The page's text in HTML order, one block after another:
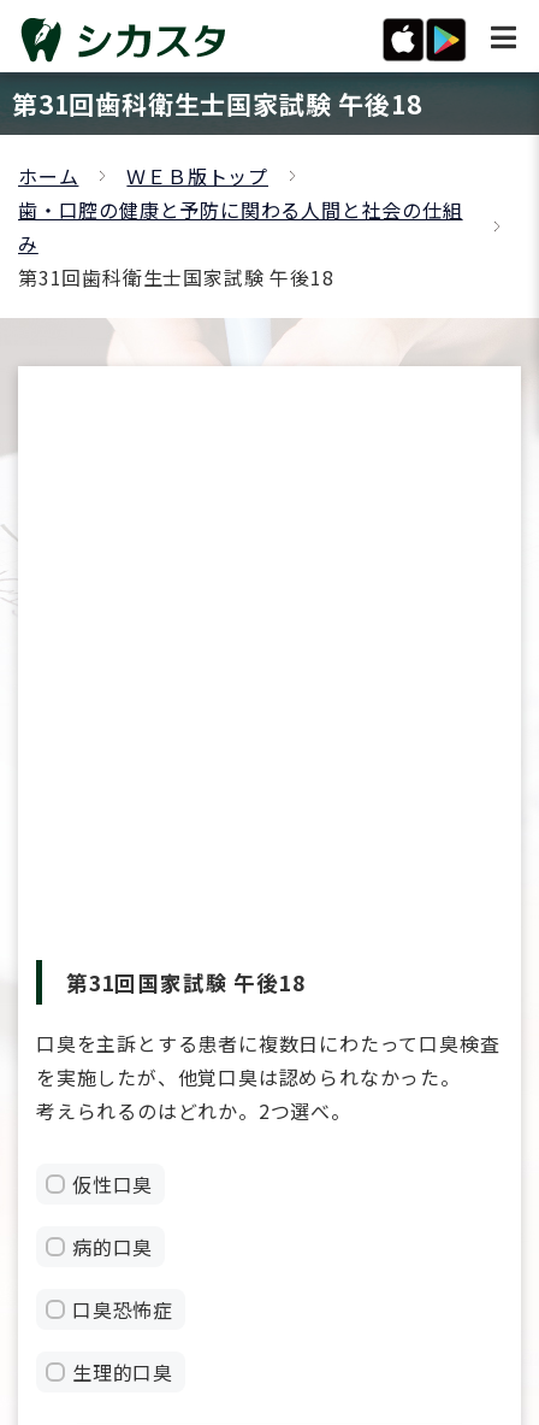
第31回歯科衛生士国家試験 午後18
ホーム
ＷＥＢ版トップ
歯・口腔の健康と予防に関わる人間と社会の仕組
み
第31回歯科衛生士国家試験 午後18
第31回国家試験 午後18
口臭を主訴とする患者に複数日にわたって口臭検査
を実施したが、他覚口臭は認められなかった。
考えられるのはどれか。2つ選べ。
仮性口臭
病的口臭
口臭恐怖症
生理的口臭